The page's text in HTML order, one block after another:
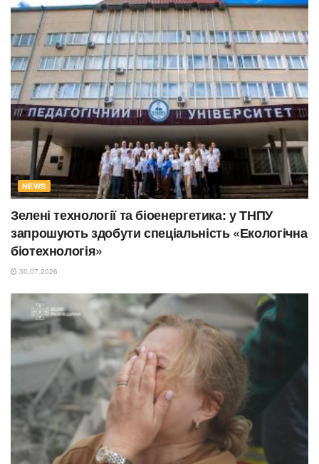
NEWS
Зелені технології та біоенергетика: у ТНПУ
запрошують здобути спеціальність «Екологічна
біотехнологія»
30.07.2026